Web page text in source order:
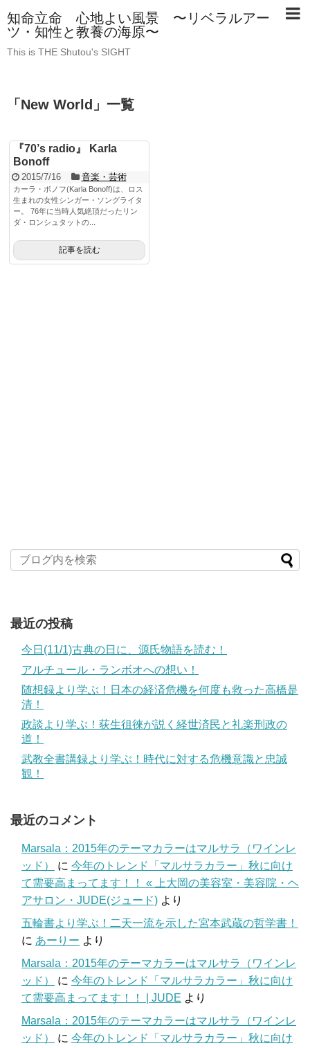
知命立命 心地よい風景 〜リベラルアー
ツ・知性と教養の海原〜
This is THE Shutou's SIGHT
「 New World 」 一覧
『70’s radio』 Karla
Bonoff
2015/7/16 音楽・芸術
カーラ・ボノフ(Karla Bonoff)は、ロス
生まれの女性シンガー・ソングライタ
ー。 76年に当時人気絶頂だったリン
ダ・ロンシュタットの...
記事を読む
最近の投稿
今日(11/1)古典の日に、源氏物語を読む！
アルチュール・ランボオへの想い！
随想録より学ぶ！日本の経済危機を何度も救った高橋是
清！
政談より学ぶ！荻生徂徠が説く経世済民と礼楽刑政の
道！
武教全書講録より学ぶ！時代に対する危機意識と忠誠
観！
最近のコメント
Marsala：2015年のテーマカラーはマルサラ（ワインレ
ッド）
に 今年のトレンド「マルサラカラー」秋に向け
て需要高まってます！！ « 上大岡の美容室・美容院・ヘ
アサロン・JUDE(ジュード) より
五輪書より学ぶ！二天一流を示した宮本武蔵の哲学書！
に あーりー より
Marsala：2015年のテーマカラーはマルサラ（ワインレ
ッド）
に 今年のトレンド「マルサラカラー」秋に向け
て需要高まってます！！ | JUDE より
Marsala：2015年のテーマカラーはマルサラ（ワインレ
ッド）
に 今年のトレンド「マルサラカラー」秋に向け